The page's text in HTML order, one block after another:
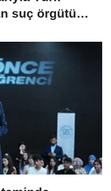
suç örgütüne